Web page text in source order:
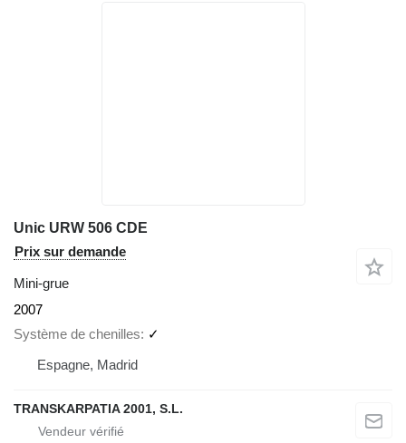
Unic URW 506 CDE
Prix sur demande
Mini-grue
2007
Système de chenilles
✓
Espagne, Madrid
TRANSKARPATIA 2001, S.L.